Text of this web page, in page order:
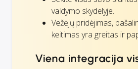
valdymo skydelyje.
Vežėjų pridėjimas,
keitimas yra greitas ir
Viena integracija